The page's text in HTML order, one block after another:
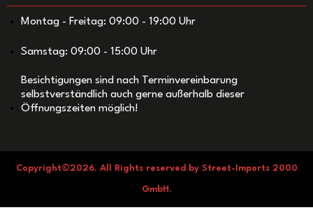
Montag - Freitag: 09:00 - 19:00 Uhr
Samstag: 09:00 - 15:00 Uhr
Besichtigungen sind nach Terminvereinbarung
selbstverständlich auch gerne außerhalb dieser
Öffnungszeiten möglich!
Copyright©2026. All Rights reserved by Street-Imports 2000
GmbH.